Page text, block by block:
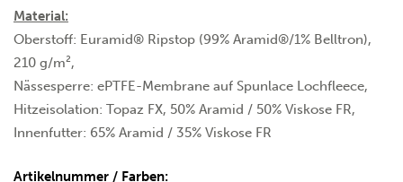
Material:
Oberstoff: Euramid® Ripstop (99% Aramid®/1% Belltron),
210 g/m²,
Nässesperre: ePTFE-Membrane auf Spunlace Lochfleece,
Hitzeisolation: Topaz FX, 50% Aramid / 50% Viskose FR,
Innenfutter: 65% Aramid / 35% Viskose FR
Artikelnummer / Farben: